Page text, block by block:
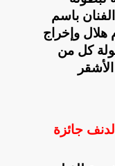
باسم
وإخراج
كل من
جائزة